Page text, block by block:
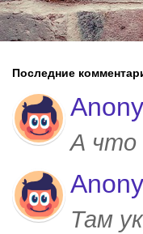
Последние
А что
Там